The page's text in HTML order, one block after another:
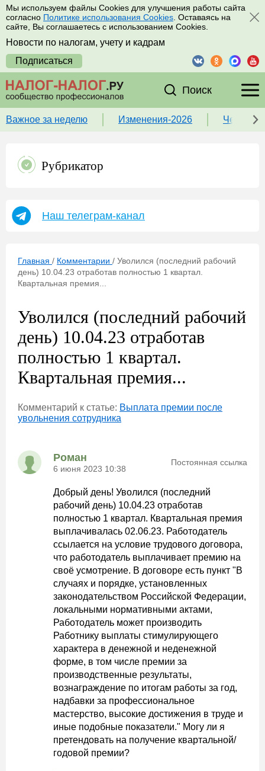
Мы используем файлы Cookies для улучшения работы сайта
согласно Политике использования Cookies . Оставаясь на
сайте, Вы соглашаетесь с использованием Cookies.
Новости по налогам, учету и кадрам
Подписаться
Поиск
Важное за неделю Изменения-2026 Чек-
Рубрикатор
Наш телеграм-канал
Главная / Комментарии / Уволился (последний рабочий
день) 10.04.23 отработав полностью 1 квартал.
Квартальная премия...
Уволился (последний рабочий
день) 10.04.23 отработав
полностью 1 квартал.
Квартальная премия...
Комментарий к статье: Выплата премии после
увольнения сотрудника
Роман
6 июня 2023 10:38
Постоянная ссылка
Добрый день! Уволился (последний
рабочий день) 10.04.23 отработав
полностью 1 квартал. Квартальная премия
выплачивалась 02.06.23. Работодатель
ссылается на условие трудового договора,
что работодатель выплачивает премию на
своё усмотрение. В договоре есть пункт "В
случаях и порядке, установленных
законодательством Российской Федерации,
локальными нормативными актами,
Работодатель может производить
Работнику выплаты стимулирующего
характера в денежной и неденежной
форме, в том числе премии за
производственные результаты,
вознаграждение по итогам работы за год,
надбавки за профессиональное
мастерство, высокие достижения в труде и
иные подобные показатели." Могу ли я
претендовать на получение квартальной/
годовой премии?